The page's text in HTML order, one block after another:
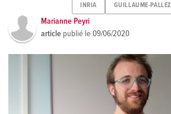
INRIA GUILLAUME-PALLEZ
Marianne Peyri
article publié le09/06/2020